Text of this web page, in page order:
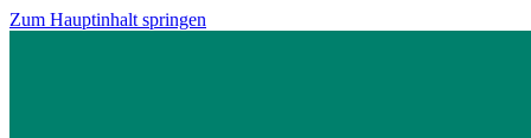
Zum Hauptinhalt springen